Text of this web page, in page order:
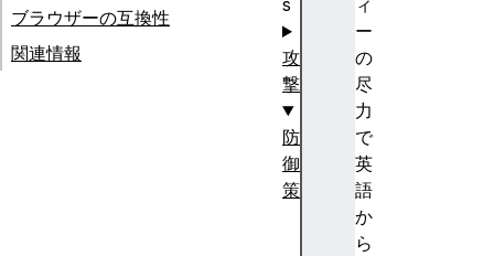
ィ
ー
の
尽
力
で
英
語
か
ら
ブラウザーの互換性
関連情報
s
攻
撃
防
御
策